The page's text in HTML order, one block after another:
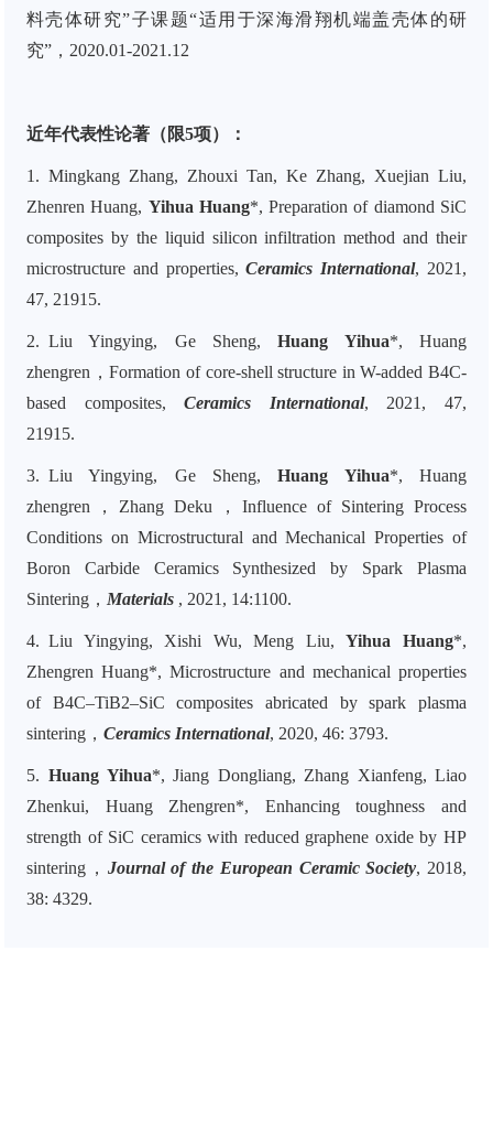
料壳体研究”子课题“适用于深海滑翔机端盖壳体的研
究”，2020.01-2021.12
近年代表性论著（限5项）：
1. Mingkang Zhang, Zhouxi Tan, Ke Zhang, Xuejian Liu,
Zhenren Huang, Yihua Huang*, Preparation of diamond SiC
composites by the liquid silicon infiltration method and their
microstructure and properties,Ceramics International, 2021,
47, 21915.
2. Liu Yingying, Ge Sheng,Huang Yihua*, Huang
zhengren，Formation of core-shell structure in W-added B4C-
based composites,Ceramics International, 2021, 47,
21915.
3. Liu Yingying, Ge Sheng,Huang Yihua*, Huang
zhengren，Zhang Deku，Influence of Sintering Process
Conditions on Microstructural and Mechanical Properties of
Boron Carbide Ceramics Synthesized by Spark Plasma
Sintering， Materials , 2021, 14:1100.
4. Liu Yingying, Xishi Wu, Meng Liu,Yihua Huang*,
Zhengren Huang*, Microstructure and mechanical properties
of B4C–TiB2–SiC composites abricated by spark plasma
sintering， Ceramics International, 2020, 46: 3793.
5. Huang Yihua*, Jiang Dongliang, Zhang Xianfeng, Liao
Zhenkui, Huang Zhengren*, Enhancing toughness and
strength of SiC ceramics with reduced graphene oxide by HP
sintering， Journal of the European Ceramic Society, 2018,
38: 4329.